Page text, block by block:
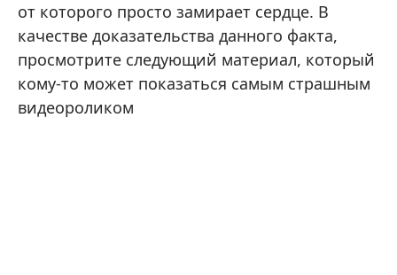
от которого просто замирает сердце. В
качестве доказательства данного факта,
просмотрите следующий материал, который
кому-то может показаться самым страшным
видеороликом